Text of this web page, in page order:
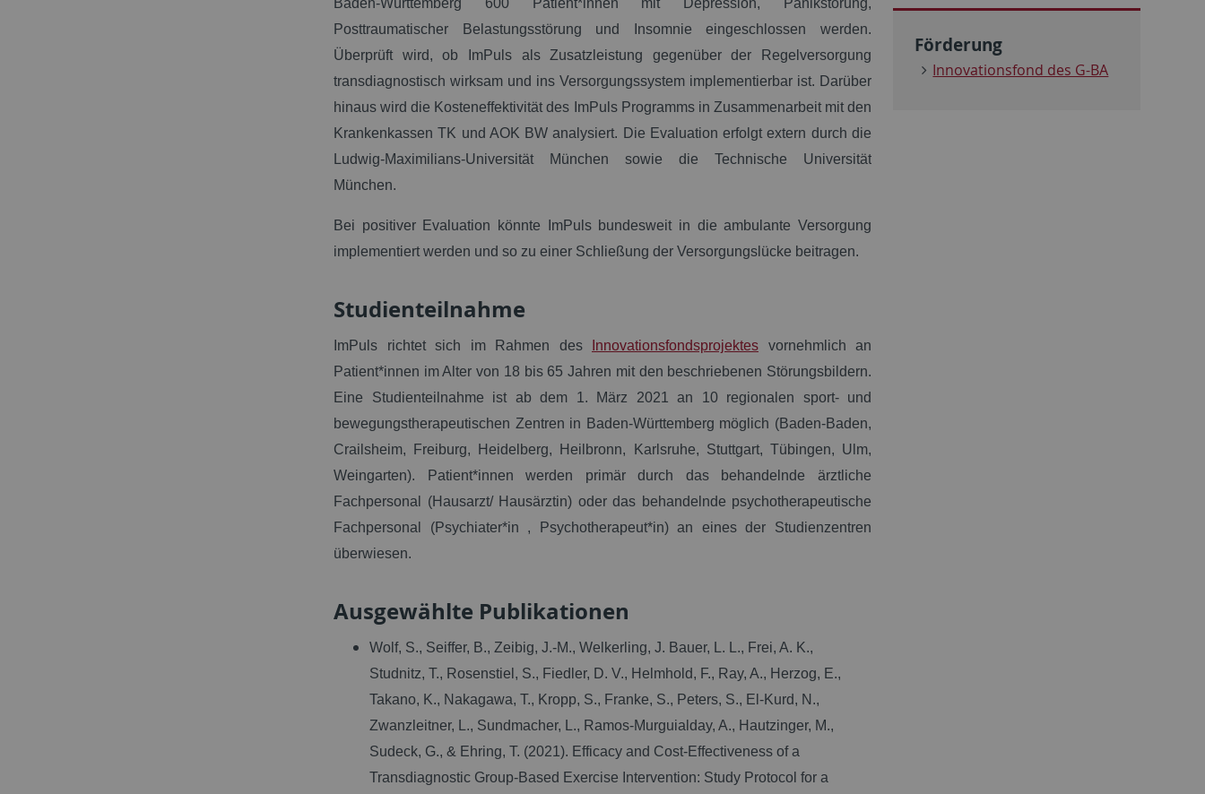
Posttraumatischer Belastungsstörung und Insomnie eingeschlossen werden.
Überprüft wird, ob ImPuls als Zusatzleistung gegenüber der Regelversorgung
transdiagnostisch wirksam und ins Versorgungssystem implementierbar ist. Darüber
hinaus wird die Kosteneffektivität des ImPuls Programms in Zusammenarbeit mit den
Krankenkassen TK und AOK BW analysiert. Die Evaluation erfolgt extern durch die
Ludwig-Maximilians-Universität München sowie die Technische Universität
München.
Bei positiver Evaluation könnte ImPuls bundesweit in die ambulante Versorgung
implementiert werden und so zu einer Schließung der Versorgungslücke beitragen.
Studienteilnahme
ImPuls richtet sich im Rahmen des Innovationsfondsprojektes vornehmlich an
Patient*innen im Alter von 18 bis 65 Jahren mit den beschriebenen Störungsbildern.
Eine Studienteilnahme ist ab dem 1. März 2021 an 10 regionalen sport- und
bewegungstherapeutischen Zentren in Baden-Württemberg möglich (Baden-Baden,
Crailsheim, Freiburg, Heidelberg, Heilbronn, Karlsruhe, Stuttgart, Tübingen, Ulm,
Weingarten). Patient*innen werden primär durch das behandelnde ärztliche
Fachpersonal (Hausarzt/ Hausärztin) oder das behandelnde psychotherapeutische
Fachpersonal (Psychiater*in , Psychotherapeut*in) an eines der Studienzentren
überwiesen.
Ausgewählte Publikationen
Wolf, S., Seiffer, B., Zeibig, J.-M., Welkerling, J. Bauer, L. L., Frei, A. K.,
Studnitz, T., Rosenstiel, S., Fiedler, D. V., Helmhold, F., Ray, A., Herzog, E.,
Takano, K., Nakagawa, T., Kropp, S., Franke, S., Peters, S., El-Kurd, N.,
Zwanzleitner, L., Sundmacher, L., Ramos-Murguialday, A., Hautzinger, M.,
Sudeck, G., & Ehring, T. (2021). Efficacy and Cost-Effectiveness of a
Transdiagnostic Group-Based Exercise Intervention: Study Protocol for a
Förderung
Innovationsfond des G-BA